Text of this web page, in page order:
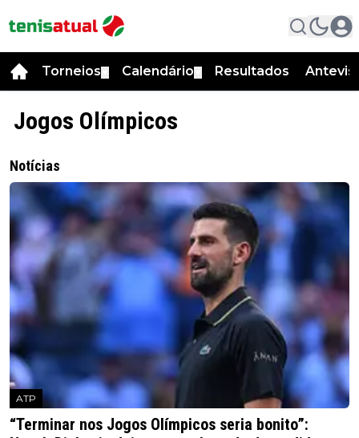
Torneios Calendário Resultados
Jogos Olímpicos
Notícias
ATP
“Terminar nos Jogos Olímpicos seria bonito”: